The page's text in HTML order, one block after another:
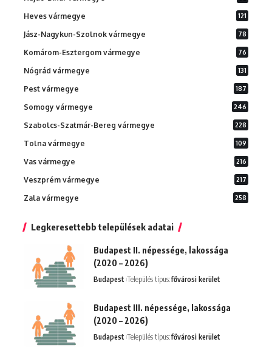
Heves vármegye 121
Jász-Nagykun-Szolnok vármegye 78
Komárom-Esztergom vármegye 76
Nógrád vármegye 131
Pest vármegye 187
Somogy vármegye 246
Szabolcs-Szatmár-Bereg vármegye 228
Tolna vármegye 109
Vas vármegye 216
Veszprém vármegye 217
Zala vármegye 258
Legkeresettebb települések adatai
Budapest II. népessége, lakossága
(2020 – 2026)
Budapest Település típus:fővárosi kerület
Budapest III. népessége, lakossága
(2020 – 2026)
Budapest Település típus:fővárosi kerület